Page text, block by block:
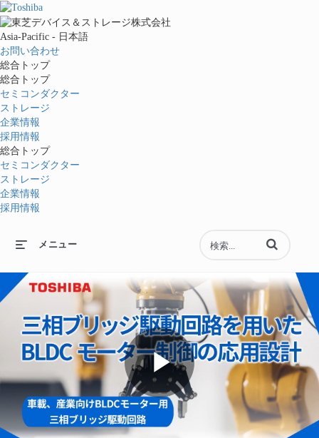
Asia-Pacific - 日本語
お問い合わせ
総合トップ
総合トップ
セミコンダクター
ストレージ
企業情報
採用情報
総合トップ
セミコンダクター
ストレージ
企業情報
採用情報
メニュー 動画の検索語句
Play